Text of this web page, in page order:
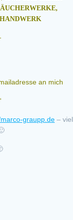
an mich
graupp.de – viel